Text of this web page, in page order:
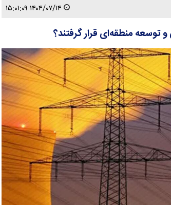
۱۴۰۴/۰۷/۱۴ ۱۵:۰۱:۰۹
توسعه منطقه‌ای قرار گرفتند؟